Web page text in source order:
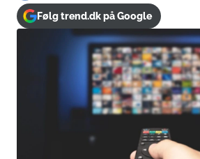
Følg trend.dk på Google